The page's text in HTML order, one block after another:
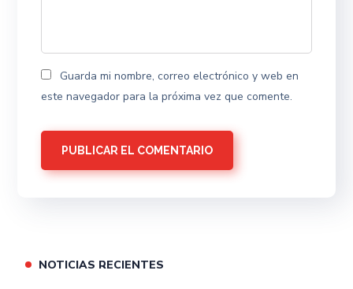
Guarda mi nombre, correo electrónico y web en
este navegador para la próxima vez que comente.
NOTICIAS RECIENTES